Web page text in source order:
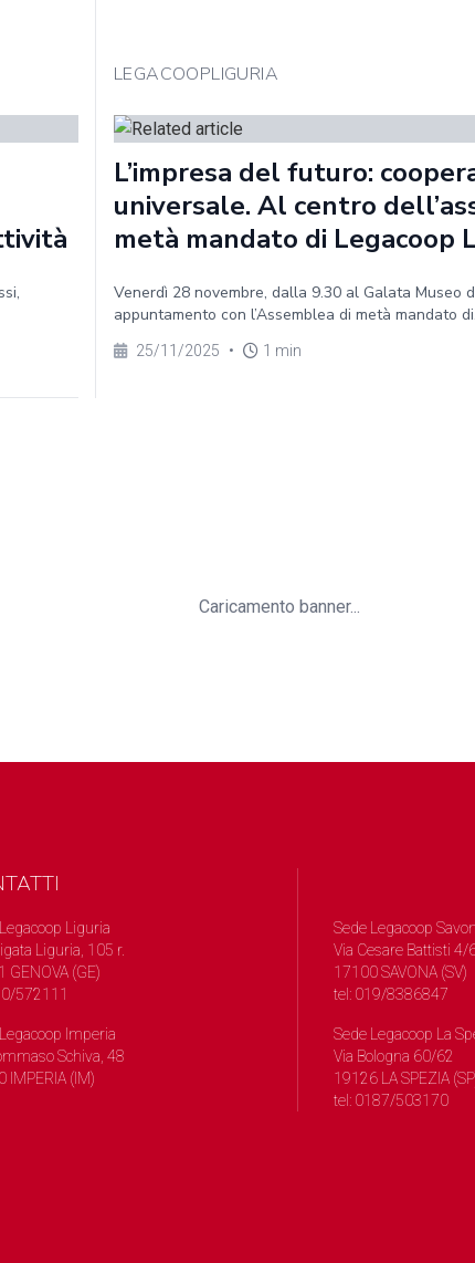
LEGACOOPLIGURIA
L’impresa del futuro:
universale. Al centro
metà mandato di Legacoop
Venerdì 28 novembre, dalla 9.30 al Galata Museo
appuntamento con l’Assemblea di metà mandato
25/11/2025 • 1 min
Caricamento banner...
Liguria
Liguria, 105 r.
GENOVA (GE)
572111
Imperia
Schiva, 48
IMPERIA (IM)
Sede Legacoop
Via Cesare Battisti 4/
17100 SAVONA (SV)
tel: 019/8386847
Sede Legacoop La
Via Bologna 60/62
19126 LA SPEZIA
tel: 0187/503170